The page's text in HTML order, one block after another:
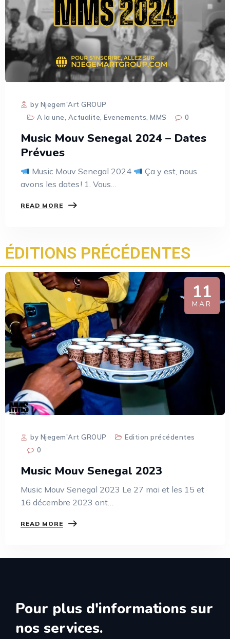
by Njegem'Art GROUP
A la une, Actualite,Evenements,MMS 0
Music Mouv Senegal 2024 – Dates
Prévues
Music Mouv Senegal 2024
Ça y est, nous
avons les dates ! 1. Vous…
READ MORE
ÉDITIONS PRÉCÉDENTES
11
MAR
by Njegem'Art GROUP
Edition précédentes
0
Music Mouv Senegal 2023
Music Mouv Senegal 2023 Le 27 mai et les 15 et
16 décembre 2023 ont…
READ MORE
Pour plus d'informations sur
nos services.